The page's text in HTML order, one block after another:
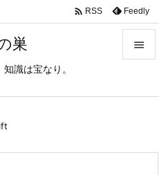
巣
識は宝なり。

 RSS Feedly